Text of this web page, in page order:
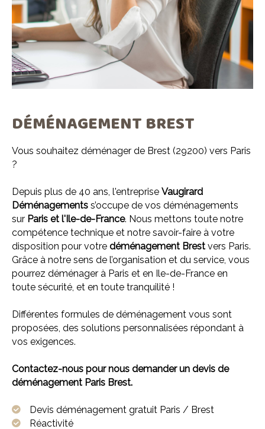
DÉMÉNAGEMENT BREST
Vous souhaitez déménager de Brest (29200) vers Paris
?
Depuis plus de 40 ans, l'entreprise Vaugirard
Déménagements s’occupe de vos déménagements
sur Paris et l'Ile-de-France. Nous mettons toute notre
compétence technique et notre savoir-faire à votre
disposition pour votre déménagement Brest vers Paris.
Grâce à notre sens de l’organisation et du service, vous
pourrez déménager à Paris et en Ile-de-France en
toute sécurité, et en toute tranquilité !
Différentes formules de déménagement vous sont
proposées, des solutions personnalisées répondant à
vos exigences.
Contactez-nous pour nous demander un devis de
déménagement Paris Brest.
Devis déménagement gratuit Paris / Brest
Réactivité